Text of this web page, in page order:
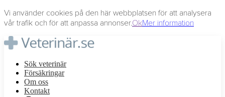
Vi använder cookies på den här webbplatsen för att analysera
vår trafik och för att anpassa annonser.OkMer information
Sök veterinär
Försäkringar
Om oss
Kontakt